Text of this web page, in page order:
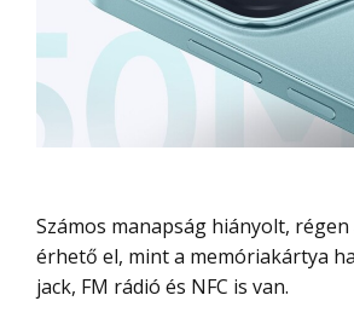
Számos manapság hiányolt, régen alapvető extra
érhető el, mint a memóriakártya
jack, FM rádió és NFC is van.